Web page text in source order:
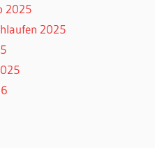
2025
2025